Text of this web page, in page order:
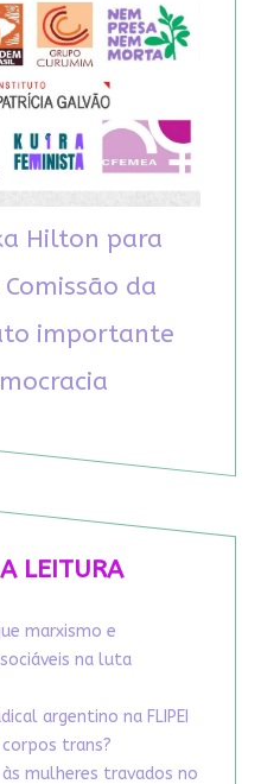
Hilton para
da
importante
LEITURA
marxismo e
na luta
argentino na FLIPEI
trans?
mulheres travados no